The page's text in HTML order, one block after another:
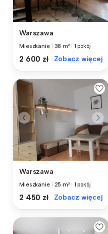
Warszawa
Mieszkanie 38 m² 1 pokój
2 600 zł Zobacz więcej
Warszawa
Mieszkanie 25 m² 1 pokój
2 450 zł Zobacz więcej